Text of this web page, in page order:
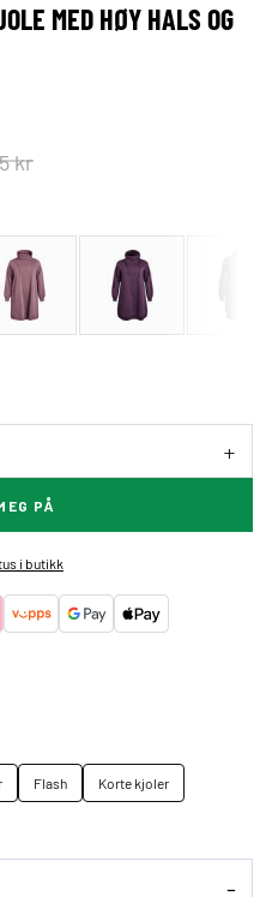
MED HØY HALS OG
kr
PÅ
i butikk
Flash
Korte kjoler